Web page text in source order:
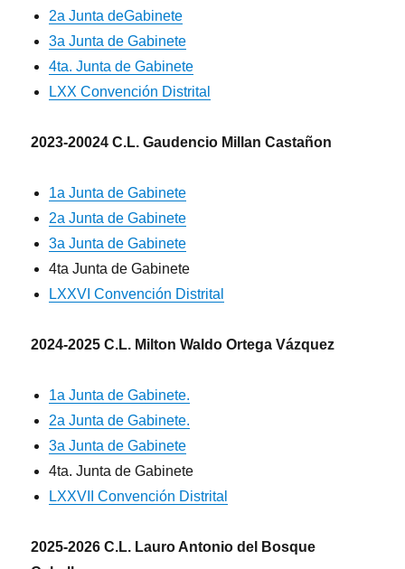
2a Junta deGabinete
3a Junta de Gabinete
4ta. Junta de Gabinete
LXX Convención Distrital
2023-20024 C.L. Gaudencio Millan Castañon
1a Junta de Gabinete
2a Junta de Gabinete
3a Junta de Gabinete
4ta Junta de Gabinete
LXXVI Convención Distrital
2024-2025 C.L. Milton Waldo Ortega Vázquez
1a Junta de Gabinete.
2a Junta de Gabinete.
3a Junta de Gabinete
4ta. Junta de Gabinete
LXXVII Convención Distrital
2025-2026 C.L. Lauro Antonio del Bosque